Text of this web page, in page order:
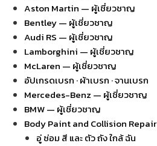
Aston Martin — ผู้เชี่ยวชาญ
Bentley — ผู้เชี่ยวชาญ
Audi RS — ผู้เชี่ยวชาญ
Lamborghini — ผู้เชี่ยวชาญ
McLaren — ผู้เชี่ยวชาญ
อัปเกรดเบรก · ผ้าเบรก · จานเบรก
Mercedes-Benz — ผู้เชี่ยวชาญ
BMW — ผู้เชี่ยวชาญ
Body Paint and Collision Repair
อู่ ซ่อม สี และ ตัว ถัง ใกล้ ฉัน